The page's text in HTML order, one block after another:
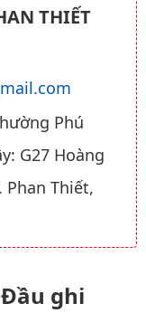
THIẾT
Phú
G27 Hoàng
Phan Thiết,
ghi